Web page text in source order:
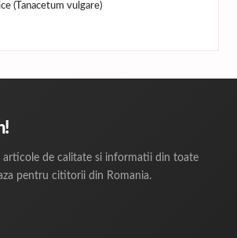
(Tanacetum vulgare)
articole de calitate si informatii din toate
pentru cititorii din Romania.